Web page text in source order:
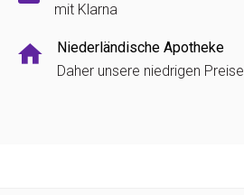
mit Klarna
Niederländische Apotheke
Daher unsere niedrigen Preise